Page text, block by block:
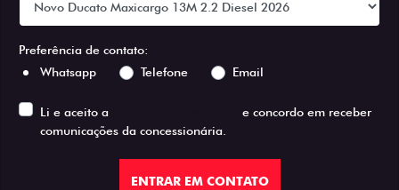
Preferência de contato:
Whatsapp
Telefone Email
Li e aceito a
e concordo em receber
comunicações da concessionária.
ENTRAR EM CONTATO